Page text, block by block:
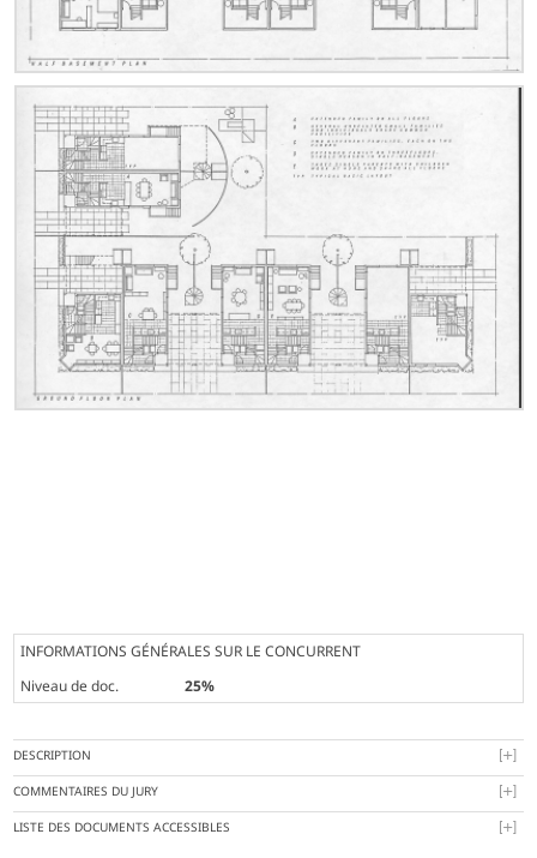
INFORMATIONS GÉNÉRALES SUR LE CONCURRENT
Niveau de doc.
25%
DESCRIPTION
COMMENTAIRES DU JURY
LISTE DES DOCUMENTS ACCESSIBLES